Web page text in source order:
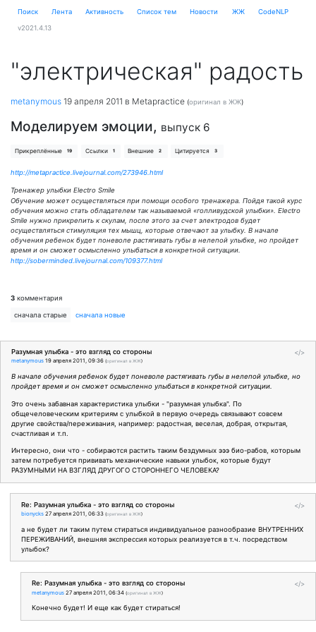
Поиск Лента Активность Cписок тем Новости ЖЖ CodeNLP
v2021.4.13
"электрическая" радость
metanymous 19 апреля 2011 в Metapractice (оригинал в ЖЖ)
Моделируем эмоции, выпуск 6
Прикреплённые 19 Ссылки 1 Внешние 2 Цитируется 3
http://metapractice.livejournal.com/273946.html
Тренажер улыбки Electro Smile
Обучение может осуществляться при помощи особого тренажера. Пойдя такой курс
обучения можно стать обладателем так называемой «голливудской улыбки». Electro
Smile нужно прикрепить к скулам, после этого за счет электродов будет
осуществляться стимуляция тех мышц, которые отвечают за улыбку. В начале
обучения ребенок будет поневоле растягивать губы в нелепой улыбке, но пройдет
время и он сможет осмысленно улыбаться в конкретной ситуации.
http://soberminded.livejournal.com/109377.html
3 комментария
сначала старые сначала новые
</>
Разумная улыбка - это взгляд со стороны
metanymous 19 апреля 2011, 09:36 (оригинал в ЖЖ)
В начале обучения ребенок будет поневоле растягивать губы в нелепой улыбке, но
пройдет время и он сможет осмысленно улыбаться в конкретной ситуации.
Это очень забавная характеристика улыбки - "разумная улыбка". По
общечеловеческим критериям с улыбкой в первую очередь связывают совсем
другие свойства/переживания, например: радостная, веселая, добрая, открытая,
счастливая и т.п.
Интересно, они что - собираются растить таким бездумных эээ био-рабов, которым
затем потребуется прививать механические навыки улыбок, которые будут
РАЗУМНЫМИ НА ВЗГЛЯД ДРУГОГО СТОРОННЕГО ЧЕЛОВЕКА?
</>
Re: Разумная улыбка - это взгляд со стороны
bionycks 27 апреля 2011, 06:33 (оригинал в ЖЖ)
а не будет ли таким путем стираться индивидуальное разнообразие ВНУТРЕННИХ
ПЕРЕЖИВАНИЙ, внешняя экспрессия которых реализуется в т.ч. посредством
улыбок?
</>
Re: Разумная улыбка - это взгляд со стороны
metanymous 27 апреля 2011, 06:34 (оригинал в ЖЖ)
Конечно будет! И еще как будет стираться!